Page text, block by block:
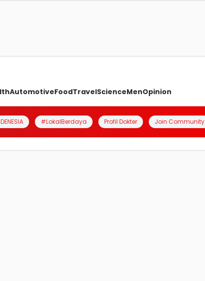
AutomotiveFoodTravelScienceMenOpinion
#LokalBerdaya Profil Dokter Join Community